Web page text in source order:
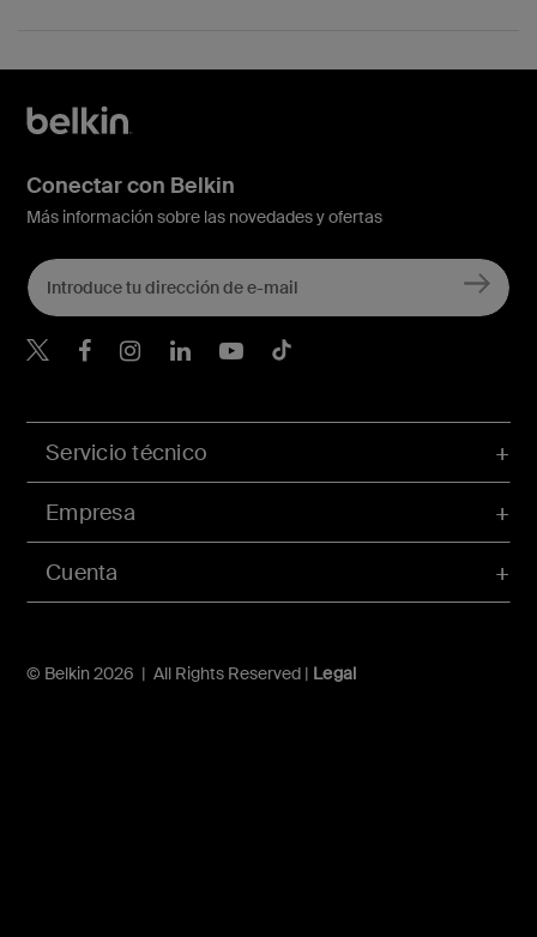
Cuenta
Servicio técnico
Empresa
© Belkin 2026 | All Rights Reserved | Legal
Conectar con Belkin
Más información sobre las novedades y ofertas
Belkin Twitter